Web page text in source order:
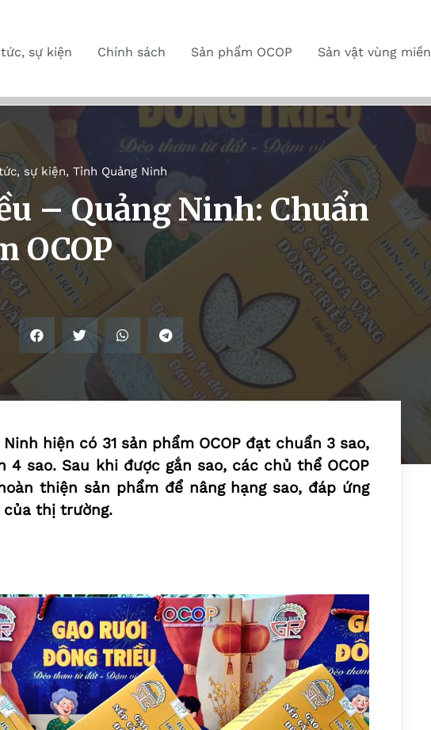
sự kiện Chính sách Sản phẩm OCOP Sản vật vùng miền
sự kiện, Tỉnh Quảng Ninh
– Quảng Ninh: Chuẩn
OCOP
hiện có 31 sản phẩm OCOP đạt chuẩn 3 sao,
4 sao. Sau khi được gắn sao, các chủ thể OCOP
thiện sản phẩm để nâng hạng sao, đáp ứng
của thị trường.